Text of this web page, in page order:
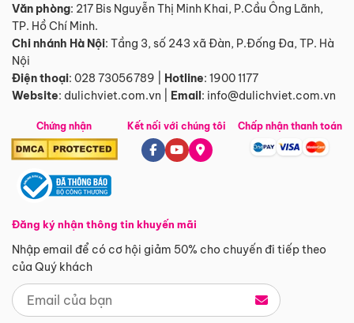
Văn phòng: 217 Bis Nguyễn Thị Minh Khai, P.Cầu Ông Lãnh,
TP. Hồ Chí Minh.
Chi nhánh Hà Nội: Tầng 3, số 243 xã Đàn, P.Đống Đa, TP. Hà
Nội
Điện thoại: 028 73056789 Hotline: 1900 1177
Website: dulichviet.com.vn Email: info@dulichviet.com.vn
Chứng nhận
Đăng ký nhận thông tin khuyến mãi
Nhập email để có cơ hội giảm 50% cho chuyến đi tiếp theo
của Quý khách
Kết nối với chúng tôi Chấp nhận thanh toán